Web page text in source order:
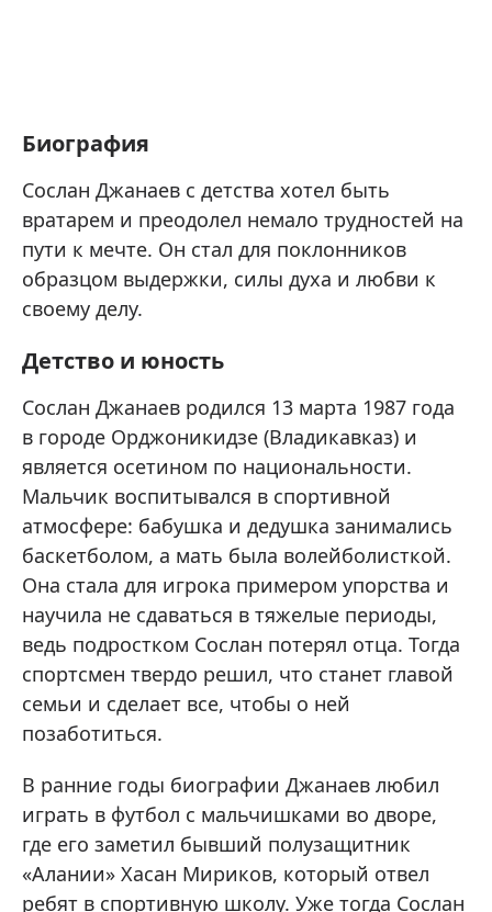
Биография
Сослан Джанаев с детства хотел быть
вратарем и преодолел немало трудностей на
пути к мечте. Он стал для поклонников
образцом выдержки, силы духа и любви к
своему делу.
Детство и юность
Сослан Джанаев родился 13 марта 1987 года
в городе Орджоникидзе (Владикавказ) и
является осетином по национальности.
Мальчик воспитывался в спортивной
атмосфере: бабушка и дедушка занимались
баскетболом, а мать была волейболисткой.
Она стала для игрока примером упорства и
научила не сдаваться в тяжелые периоды,
ведь подростком Сослан потерял отца. Тогда
спортсмен твердо решил, что станет главой
семьи и сделает все, чтобы о ней
позаботиться.
В ранние годы биографии Джанаев любил
играть в футбол с мальчишками во дворе,
где его заметил бывший полузащитник
«Алании» Хасан Мириков, который отвел
ребят в спортивную школу. Уже тогда Сослан